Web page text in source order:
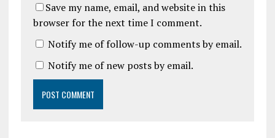
Save my name, email, and website in this
browser for the next time I comment.
Notify me of follow-up comments by email.
Notify me of new posts by email.